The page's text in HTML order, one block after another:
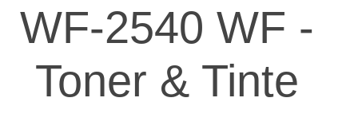
WF-2540 WF -
Toner & Tinte